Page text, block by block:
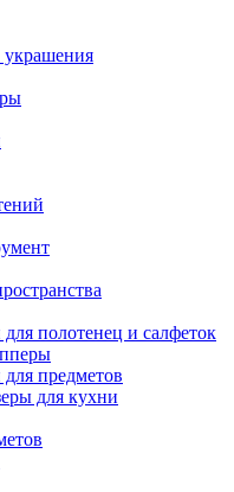
полотенец и салфеток
предметов
для кухни